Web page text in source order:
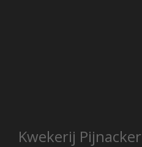
Kwekerij Pijnacker